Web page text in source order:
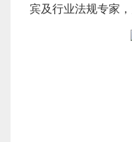
宾及行业法规专家